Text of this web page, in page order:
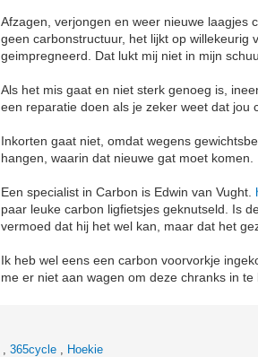
Afzagen, verjongen en weer nieuwe laagjes
geen carbonstructuur, het lijkt op willekeurig
geimpregneerd. Dat lukt mij niet in mijn
Als het mis gaat en niet sterk genoeg is,
een reparatie doen als je zeker weet dat jou
Inkorten gaat niet, omdat wegens
hangen, waarin dat nieuwe gat moet komen.
Een specialist in Carbon is Edwin van Vught.
paar leuke carbon ligfietsjes geknutseld. Is
vermoed dat hij het wel kan, maar dat het
Ik heb wel eens een carbon voorvorkje
me er niet aan wagen om deze chranks in te
,365cycle , Hoekie